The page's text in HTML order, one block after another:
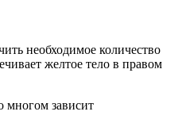
необходимое количество
желтое тело в правом
многом зависит